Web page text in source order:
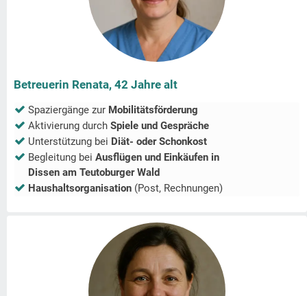
Betreuerin Renata, 42 Jahre alt
Spaziergänge zur Mobilitätsförderung
Aktivierung durch Spiele und Gespräche
Unterstützung bei Diät- oder Schonkost
Begleitung bei Ausflügen und Einkäufen in
Dissen am Teutoburger Wald
Haushaltsorganisation (Post, Rechnungen)